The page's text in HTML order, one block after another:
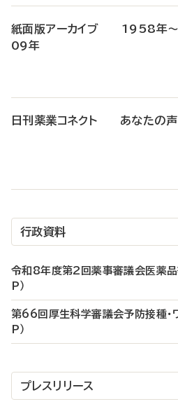
紙面版アーカイブ 1958年
09年
日刊薬業コネクト あなたの声
行政資料
令和8年度第2回薬事審議会医薬品
P）
第66回厚生科学審議会予防接種・
P）
プレスリリース